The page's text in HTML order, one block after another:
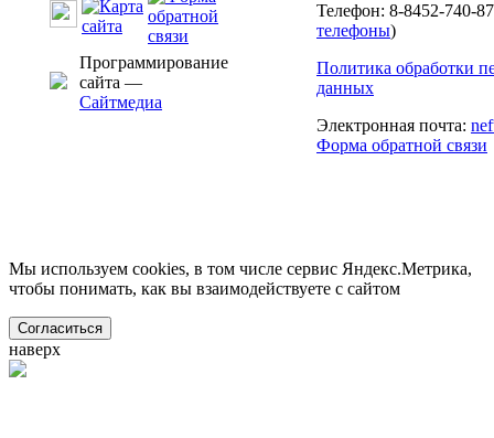
Программирование
сайта —
Сайтмедиа
Телефон: 8-8452-740-
телефоны)
Политика обработки
данных
Электронная почта:
Форма обратной связи
Мы используем cookies, в том числе сервис Яндекс.Метрика,
чтобы понимать, как вы взаимодействуете с сайтом
Согласиться
наверх